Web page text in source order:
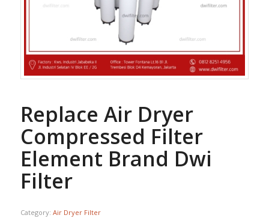
Replace Air Dryer
Compressed Filter
Element Brand Dwi
Filter
Category: Air Dryer Filter